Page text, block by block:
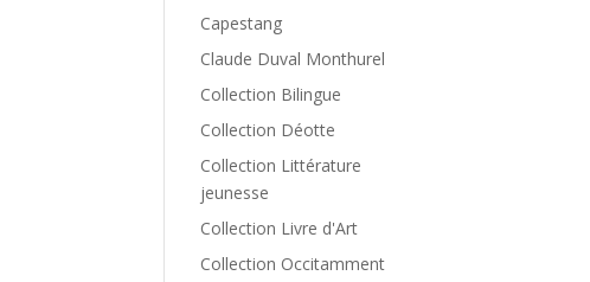
Capestang
Claude Duval Monthurel
Collection Bilingue
Collection Déotte
Collection Littérature
jeunesse
Collection Livre d'Art
Collection Occitamment